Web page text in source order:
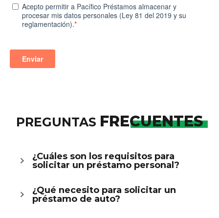
PREGUNTAS FRECUENTES
¿Cuáles son los requisitos para
solicitar un préstamo personal?
¿Qué necesito para solicitar un
préstamo de auto?